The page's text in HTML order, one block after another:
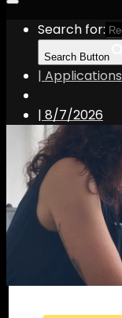
Search for:
Search Button
| Applications
| 8/7/2026